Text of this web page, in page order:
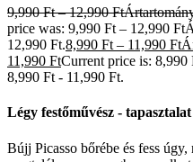
9,990Ft – 12,990Ft
price was: 9,990 Ft – 12,990
12,990 Ft.8,990 Ft – 11,990 Ft
11,990 FtCurrent price is:
8,990 Ft - 11,990 Ft.
Légy festőművész -
Bújj Picasso bőrébe és fess